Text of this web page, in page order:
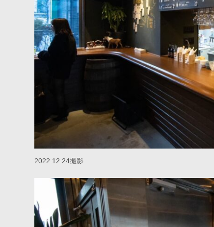
2022.12.24撮影